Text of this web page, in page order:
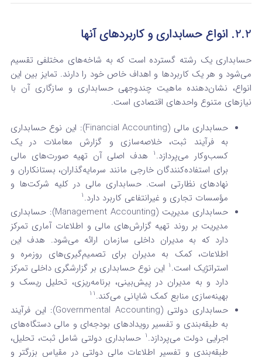
2.2. انواع حسابداری و کاربردهای آنها
حسابداری یک رشته گسترده است که به شاخه‌های مختلفی تقسیم
می‌شود و هر یک کاربردها و اهداف خاص خود را دارند. تمایز بین این
انواع، نشان‌دهنده ماهیت چندوجهی حسابداری و سازگاری آن با
نیازهای متنوع واحدهای اقتصادی است.
حسابداری مالی (Financial Accounting): این نوع حسابداری
به فرآیند ثبت، خلاصه‌سازی و گزارش معاملات در یک
کسب‌وکار می‌پردازد.1
هدف اصلی آن تهیه صورت‌های مالی
برای استفاده‌کنندگان خارجی مانند سرمایه‌گذاران، بستانکاران و
نهادهای نظارتی است. حسابداری مالی در کلیه شرکت‌ها و
مؤسسات تجاری و غیرانتفاعی کاربرد دارد.1
حسابداری مدیریت (Management Accounting): حسابداری
مدیریت بر روند تهیه گزارش‌های مالی و اطلاعات آماری تمرکز
دارد که به مدیران داخلی سازمان ارائه می‌شود. هدف این
اطلاعات، کمک به مدیران برای تصمیم‌گیری‌های روزمره و
استراتژیک است.1 این نوع حسابداری بر گزارشگری داخلی تمرکز
دارد و به مدیران در پیش‌بینی، برنامه‌ریزی، تحلیل ریسک و
بهینه‌سازی منابع کمک شایانی می‌کند.11
حسابداری دولتی (Governmental Accounting): این فرآیند
به طبقه‌بندی و تفسیر رویدادهای بودجه‌ای و مالی دستگاه‌های
اجرایی دولت می‌پردازد.1 حسابداری دولتی شامل ثبت، تحلیل،
طبقه‌بندی و تفسیر اطلاعات مالی دولتی در مقیاس بزرگتر و